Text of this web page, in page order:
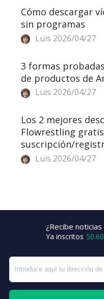
Cómo descargar
sin programas
Luis 2026/04/27
3 formas
de productos de
Luis 2026/04/27
Los 2 mejores
Flowrestling
suscripción/
Luis 2026/04/27
¿Recibe
Ya inscritos